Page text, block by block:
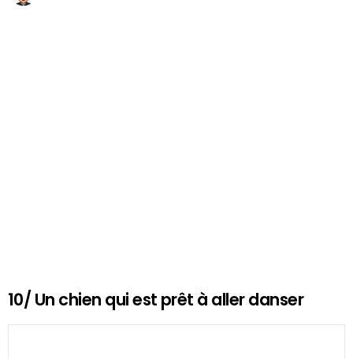
10/ Un chien qui est prêt à aller danser